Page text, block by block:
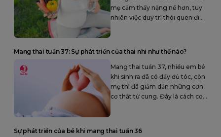
mẹ cảm thấy nặng nề hơn, tuy
nhiên việc duy trì thói quen đi
Mang thai tuần 37: Sự phát triển của thai nhi như thế nào?
Mang thai tuần 37, nhiều em bé
khi sinh ra đã có đầy đủ tóc, còn
mẹ thì đã giảm dần những cơn
cơ thắt tử cung. Đây là cách cơ
Sự phát triển của bé khi mang thai tuần 36